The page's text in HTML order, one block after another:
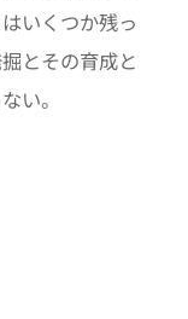
いくつか残っ
とその育成と
い。